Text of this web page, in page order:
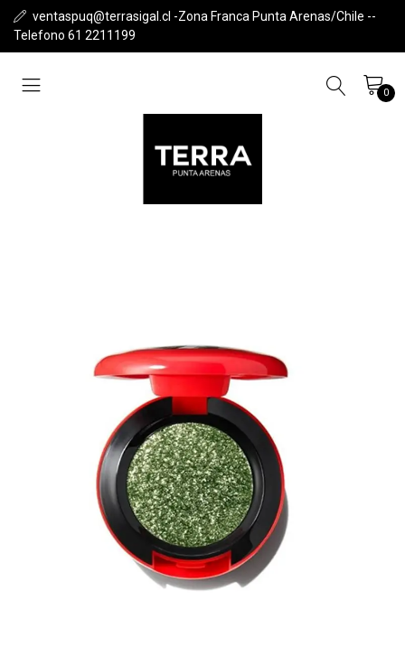
ventaspuq@terrasigal.cl -Zona Franca Punta Arenas/Chile --
Telefono 61 2211199
0